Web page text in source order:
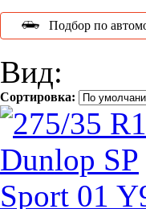
Подбор по
Вид:
Сортировка: